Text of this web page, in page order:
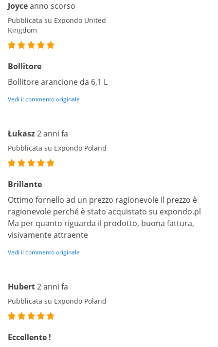
Joyceanno scorso
Pubblicata su Expondo United
Kingdom
Bollitore
Bollitore arancione da 6,1 L
Vedi il commento originale
Łukasz2 anni fa
Pubblicata su Expondo Poland
Brillante
Ottimo fornello ad un prezzo ragionevole Il prezzo è
ragionevole perché è stato acquistato su expondo.pl
Ma per quanto riguarda il prodotto, buona fattura,
visivamente attraente
Vedi il commento originale
Hubert2 anni fa
Pubblicata su Expondo Poland
Eccellente !